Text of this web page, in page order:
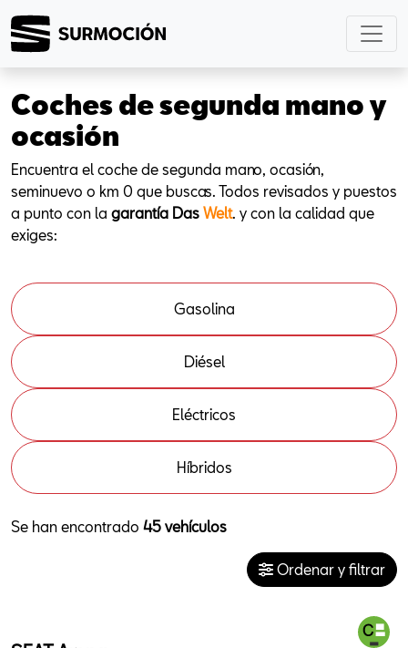
Coches de segunda mano y
ocasión
Encuentra el coche de segunda mano, ocasión,
seminuevo o km 0 que buscas. Todos revisados y puestos
a punto con la garantía Das Welt. y con la calidad que
exiges:
Gasolina
Diésel
Eléctricos
Híbridos
Se han encontrado 45 vehículos
Ordenar y filtrar